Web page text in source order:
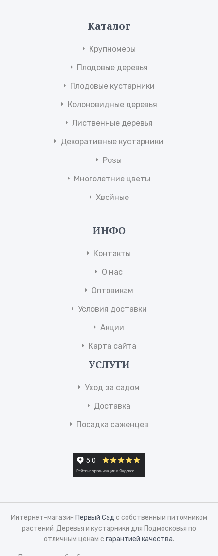
Каталог
Крупномеры
Плодовые деревья
Плодовые кустарники
Колоновидные деревья
Лиственные деревья
Декоративные кустарники
Розы
Многолетние цветы
Хвойные
ИНФО
Контакты
О нас
Оптовикам
Условия доставки
Акции
Карта сайта
УСЛУГИ
Уход за садом
Доставка
Посадка саженцев
Интернет-магазин Первый Сад с собственным питомником
растений. Деревья и кустарники для Подмосковья по
отличным ценам с гарантией качества.